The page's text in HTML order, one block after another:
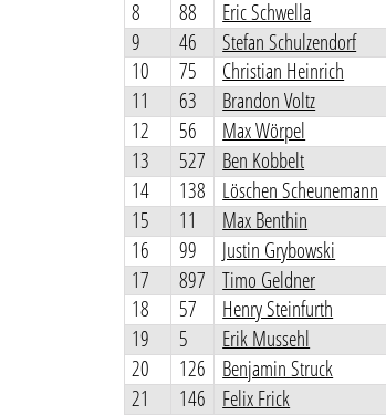
8
88 Eric Schwella
9
46 Stefan Schulzendorf
10
75 Christian Heinrich
11
63 Brandon Voltz
12
56 Max Wörpel
13
527 Ben Kobbelt
14
138 Löschen Scheunemann
15
11 Max Benthin
16
99 Justin Grybowski
17
897 Timo Geldner
18
57 Henry Steinfurth
19
5 Erik Mussehl
20
126 Benjamin Struck
21
146 Felix Frick